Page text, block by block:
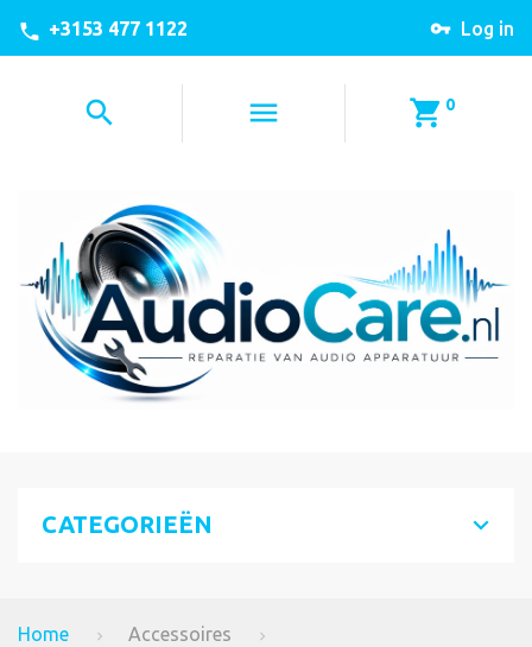
Log in
+3153 477 1122
0
CATEGORIEËN
Home
Accessoires